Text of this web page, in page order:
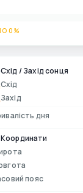
0%
Схід / Захід сонця
Схід
Захід
дня
Координати
пояс